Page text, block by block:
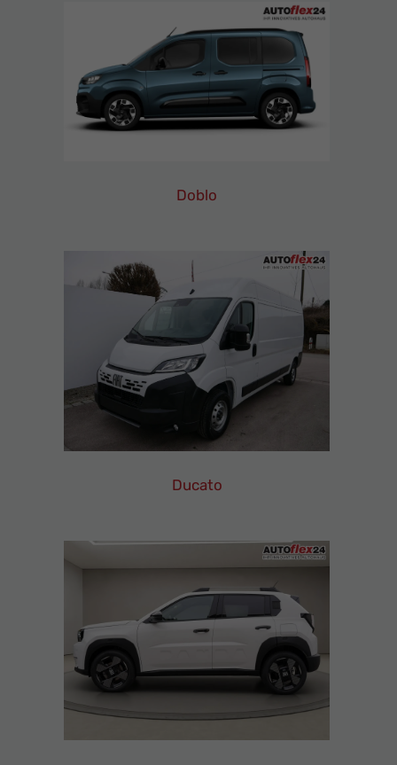
Finanzierung
Doblo
Finanzierung
Neuwagen
Ducato
Finanzierung
Neuwagen